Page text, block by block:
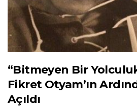
“Bitmeyen Bir
Fikret Otyam’ın
Açıldı